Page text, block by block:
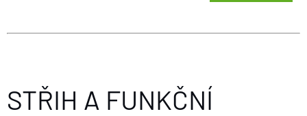
STŘIH A FUNKČNÍ